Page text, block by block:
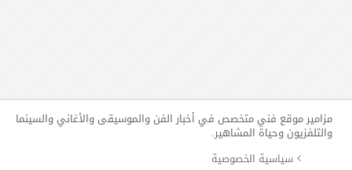
مزامير موقع فني متخصص في أخبار الفن والموسيقى والأغاني والسينما
والتلفزيون وحياة المشاهير.
سياسية الخصوصية